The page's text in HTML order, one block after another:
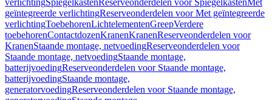
verlichtingSpiegelkastenReserveonderdelen voor SpiegelkastenMet
geïntegreerde verlichtingReserveonderdelen voor Met geïntegreerde
verlichtingToebehorenLichtelementenGreepVerdere
toebehorenContactdozenKranenKranenReserveonderdelen voor
KranenStaande montage, netvoedingReserveonderdelen voor
Staande montage, netvoedingStaande montage,
batterijvoedingReserveonderdelen voor Staande montage,
batterijvoedingStaande montage,
generatorvoedingReserveonderdelen voor Staande montage,